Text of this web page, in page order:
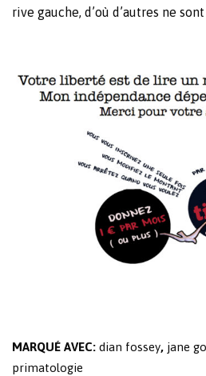
rive gauche, d’où d’autres ne
MARQUÉ AVEC: dian fossey, jane
primatologie